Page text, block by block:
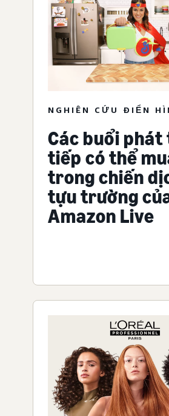
NGHIÊN CỨU ĐIỂN
Các buổi
tiếp có thể
trong chiến
tựu trường
Amazon Live